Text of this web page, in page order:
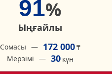
91%
Ыңғайлы
Сомасы 172 000₸
Мерзімі
30 күн